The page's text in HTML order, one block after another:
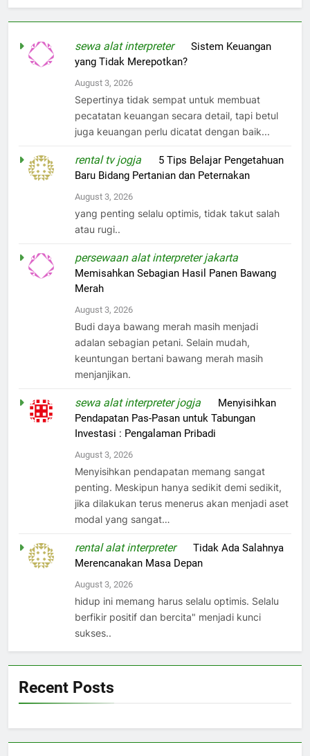
sewa alat interpreteronSistem Keuangan
yang Tidak Merepotkan?
August 3, 2026
Sepertinya tidak sempat untuk membuat
pecatatan keuangan secara detail, tapi betul
juga keuangan perlu dicatat dengan baik...
rental tv jogja
5 Tips Belajar Pengetahuan
Baru Bidang Pertanian dan Peternakan
August 3, 2026
yang penting selalu optimis, tidak takut salah
atau rugi..
persewaan alat interpreter jakarta
Memisahkan Sebagian Hasil Panen Bawang
Merah
August 3, 2026
Budi daya bawang merah masih menjadi
adalan sebagian petani. Selain mudah,
keuntungan bertani bawang merah masih
menjanjikan.
sewa alat interpreter jogja
Menyisihkan
Pendapatan Pas-Pasan untuk Tabungan
Investasi : Pengalaman Pribadi
August 3, 2026
Menyisihkan pendapatan memang sangat
penting. Meskipun hanya sedikit demi sedikit,
jika dilakukan terus menerus akan menjadi aset
modal yang sangat…
rental alat interpreteronTidak Ada Salahnya
Merencanakan Masa Depan
August 3, 2026
hidup ini memang harus selalu optimis. Selalu
berfikir positif dan bercita" menjadi kunci
sukses..
Recent Posts